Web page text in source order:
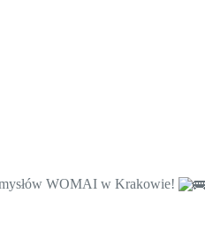
WOMAI w Krakowie!